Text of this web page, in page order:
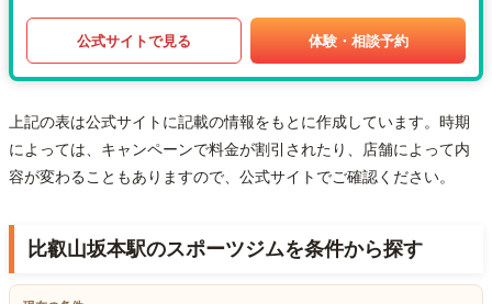
公式サイトで見る 体験・相談予約
上記の表は公式サイトに記載の情報をもとに作成しています。時期
によっては、キャンペーンで料金が割引されたり、店舗によって内
容が変わることもありますので、公式サイトでご確認ください。
比叡山坂本駅のスポーツジムを条件から探す